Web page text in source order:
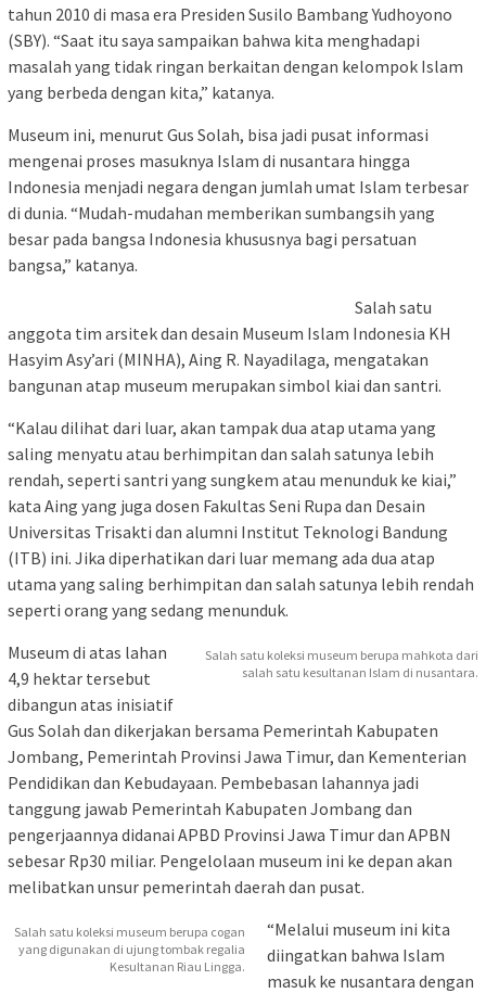
tahun 2010 di masa era Presiden Susilo Bambang Yudhoyono
(SBY). “Saat itu saya sampaikan bahwa kita menghadapi
masalah yang tidak ringan berkaitan dengan kelompok Islam
yang berbeda dengan kita,” katanya.
Museum ini, menurut Gus Solah, bisa jadi pusat informasi
mengenai proses masuknya Islam di nusantara hingga
Indonesia menjadi negara dengan jumlah umat Islam terbesar
di dunia. “Mudah-mudahan memberikan sumbangsih yang
besar pada bangsa Indonesia khususnya bagi persatuan
bangsa,” katanya.
Salah satu
anggota tim arsitek dan desain Museum Islam Indonesia KH
Hasyim Asy’ari (MINHA), Aing R. Nayadilaga, mengatakan
bangunan atap museum merupakan simbol kiai dan santri.
“Kalau dilihat dari luar, akan tampak dua atap utama yang
saling menyatu atau berhimpitan dan salah satunya lebih
rendah, seperti santri yang sungkem atau menunduk ke kiai,”
kata Aing yang juga dosen Fakultas Seni Rupa dan Desain
Universitas Trisakti dan alumni Institut Teknologi Bandung
(ITB) ini. Jika diperhatikan dari luar memang ada dua atap
utama yang saling berhimpitan dan salah satunya lebih rendah
seperti orang yang sedang menunduk.
Salah satu koleksi museum berupa mahkota dari
salah satu kesultanan Islam di nusantara.
Museum di atas lahan
4,9 hektar tersebut
dibangun atas inisiatif
Gus Solah dan dikerjakan bersama Pemerintah Kabupaten
Jombang, Pemerintah Provinsi Jawa Timur, dan Kementerian
Pendidikan dan Kebudayaan. Pembebasan lahannya jadi
tanggung jawab Pemerintah Kabupaten Jombang dan
pengerjaannya didanai APBD Provinsi Jawa Timur dan APBN
sebesar Rp30 miliar. Pengelolaan museum ini ke depan akan
melibatkan unsur pemerintah daerah dan pusat.
Salah satu koleksi museum berupa cogan
yang digunakan di ujung tombak regalia
Kesultanan Riau Lingga.
“Melalui museum ini kita
diingatkan bahwa Islam
masuk ke nusantara dengan